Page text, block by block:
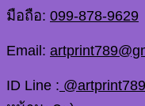
มือถือ: 099-878-9629
Email:
ID Line : @artprint789